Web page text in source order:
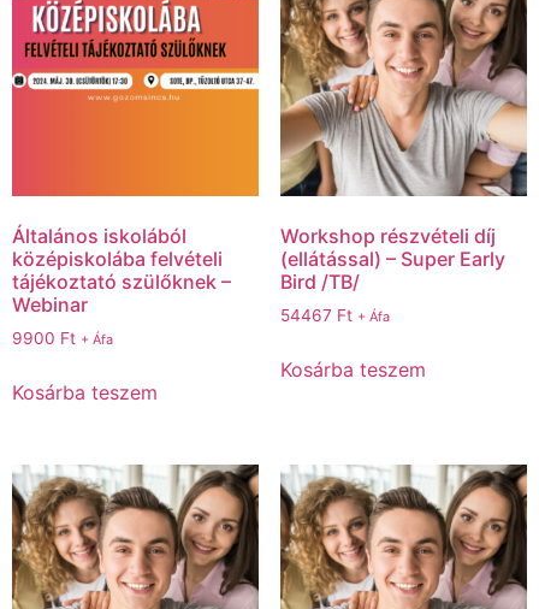
Általános iskolából
középiskolába felvételi
tájékoztató szülőknek –
Webinar
9900 Ft + Áfa
Kosárba teszem
Workshop részvételi díj
(ellátással) – Super Early
Bird /TB/
54467 Ft + Áfa
Kosárba teszem